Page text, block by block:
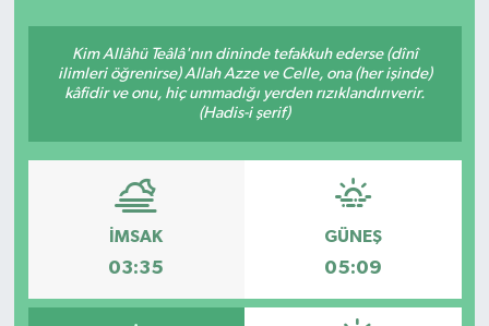
Kim Allâhü Teâlâ'nın dininde tefakkuh ederse (dînî
ilimleri öğrenirse) Allah Azze ve Celle, ona (her işinde)
kâfidir ve onu, hiç ummadığı yerden rızıklandırıverir.
(Hadis-i şerif)
İMSAK
03:35
GÜNEŞ
05:09